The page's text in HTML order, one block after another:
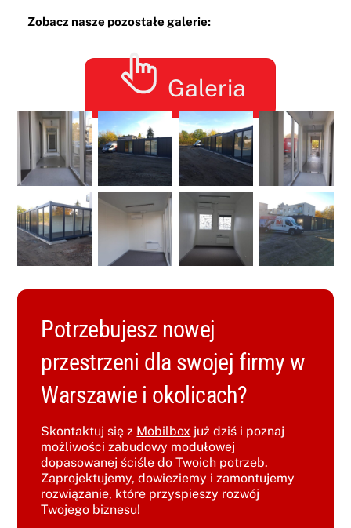
Zobacz nasze pozostałe galerie:
Galeria
Potrzebujesz nowej
przestrzeni dla swojej firmy w
Warszawie i okolicach?
Skontaktuj się z Mobilbox już dziś i poznaj
możliwości zabudowy modułowej
dopasowanej ściśle do Twoich potrzeb.
Zaprojektujemy, dowieziemy i zamontujemy
rozwiązanie, które przyspieszy rozwój
Twojego biznesu!